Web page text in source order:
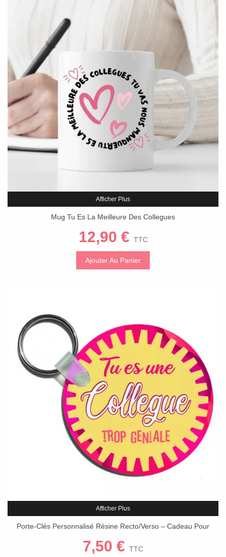
Afficher Plus
Mug Tu Es La Meilleure Des Collegues
12,90 € TTC
Ajouter Au Panier
Afficher Plus
Porte-Clés Personnalisé Résine Recto/Verso – Cadeau Pour
7,50 € TTC